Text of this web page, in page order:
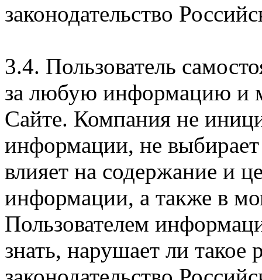
законодательство
3.4. Пользователь
за любую информацию и
Сайте. Компания не
информации, не
влияет на содержание и
информации, а также в
Пользователем
знать, нарушает ли